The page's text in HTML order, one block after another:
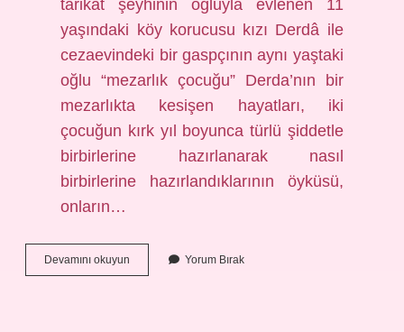
tarikat şeyhinin oğluyla evlenen 11
yaşındaki köy korucusu kızı Derdâ ile
cezaevindeki bir gaspçının aynı yaştaki
oğlu “mezarlık çocuğu” Derda’nın bir
mezarlıkta kesişen hayatları, iki
çocuğun kırk yıl boyunca türlü şiddetle
birbirlerine hazırlanarak nasıl
birbirlerine hazırlandıklarının öyküsü,
onların…
Devamını okuyun
Günday
Yorum Bırak